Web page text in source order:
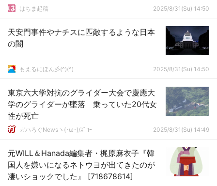
の粘り勝ち」
はちま起稿 2025/8/31(Su) 14:50
天安門事件やナチスに匹敵するような日本
の闇
もえるにほん彡(^)(^) 2025/8/31(Su) 14:50
東京六大学対抗のグライダー大会で慶應大
学のグライダーが墜落 乗っていた20代女
性が死亡
ガハろぐNewsヽ(･ω･)/ｽﾞｺｰ 2025/8/31(Su) 14:49
元WILL＆Hanada編集者・梶原麻衣子『韓
国人を嫌いになるネトウヨが出てきたのが
凄いショックでした』 [718678614]